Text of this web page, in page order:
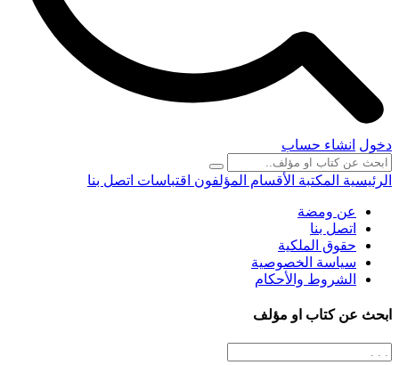
دخول انشاء حساب
الرئيسية المكتبة الأقسام المؤلفون اقتباسات اتصل بنا
عن ومضة
اتصل بنا
حقوق الملكية
سياسة الخصوصية
الشروط والأحكام
ابحث عن كتاب او مؤلف